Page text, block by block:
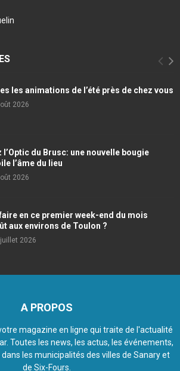
les animations de l’été près de chez vous
2026
l’Optic du Brusc: une nouvelle bougie
l’âme du lieu
2026
en ce premier week-end du mois
aux environs de Toulon ?
2026
A PROPOS
magazine en ligne qui traite de l'actualité
Toutes les news, les actus, les événements,
les municipalités des villes de Sanary et
de Six-Fours.